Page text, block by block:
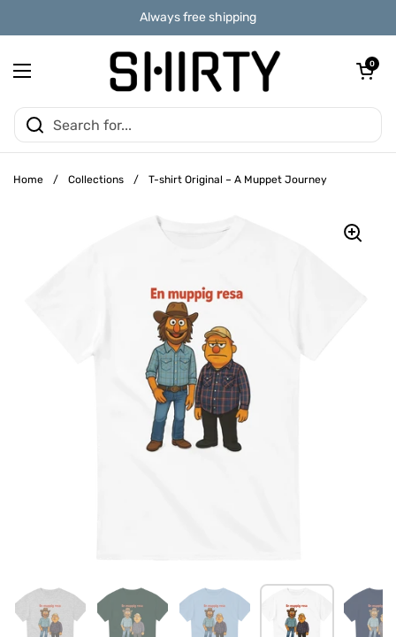
Always free shipping
Open menu
Open
0
Home / Collections / T-shirt Original – A Muppet Journey
Show slide 1 Show slide 2 Show slide 3 Show slide 4